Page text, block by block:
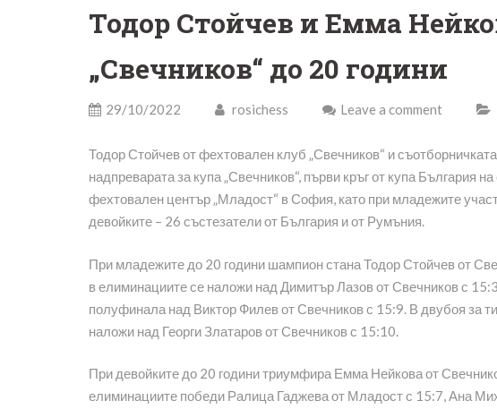
Тодор Стойчев и Емма
„Свечников“ до 20 години
29/10/2022 rosichess Leave a comment
Тодор Стойчев от фехтовален клуб „Свечников“ и
надпреварата за купа „Свечников“, първи кръг от купа България
фехтовален център „Младост“ в София, като при младежите
девойките – 26 състезатели от България и от Румъния.
При младежите до 20 години шампион стана Тодор Стойчев от
в елиминациите се наложи над Димитър Лазов от Свечников с
полуфинала над Виктор Филев от Свечников с 15:9. В двубоя за
наложи над Георги Златаров от Свечников с 15:10.
При девойките до 20 години триумфира Емма Нейкова от
елиминациите победи Ралица Гаджева от Младост с 15:7, Ана